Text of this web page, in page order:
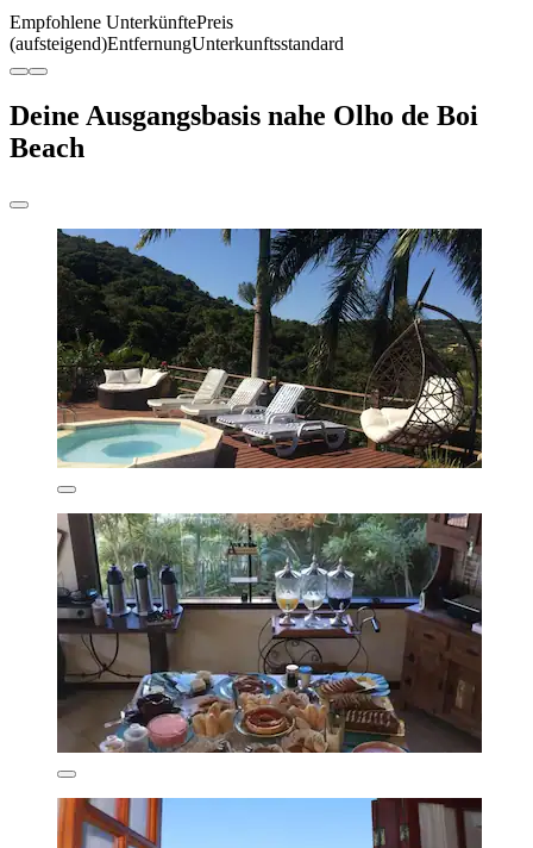
Empfohlene UnterkünftePreis
(aufsteigend)EntfernungUnterkunftsstandard
Deine Ausgangsbasis nahe Olho de Boi
Beach